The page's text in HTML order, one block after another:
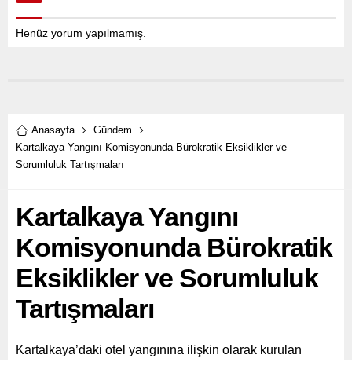
Henüz yorum yapılmamış.
Anasayfa
Gündem
Kartalkaya Yangını Komisyonunda Bürokratik Eksiklikler ve
Sorumluluk Tartışmaları
Kartalkaya Yangını
Komisyonunda Bürokratik
Eksiklikler ve Sorumluluk
Tartışmaları
Kartalkaya’daki otel yangınına ilişkin olarak kurulan